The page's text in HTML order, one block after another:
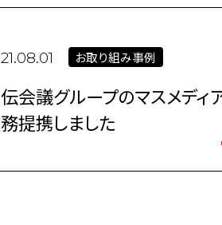
お取り組み事例
会議グループのマスメディ
提携しました